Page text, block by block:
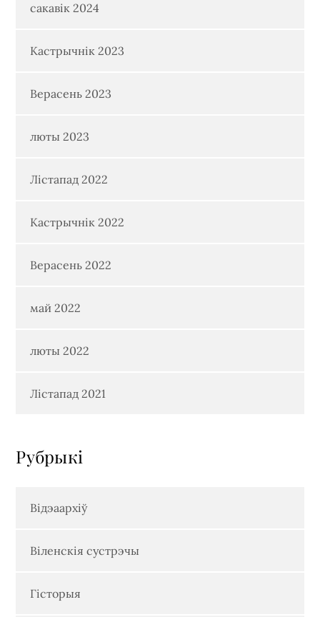
сакавік 2024
Кастрычнік 2023
Верасень 2023
люты 2023
Лістапад 2022
Кастрычнік 2022
Верасень 2022
май 2022
люты 2022
Лістапад 2021
Рубрыкi
Відэаархіў
Віленскія сустрэчы
Гісторыя